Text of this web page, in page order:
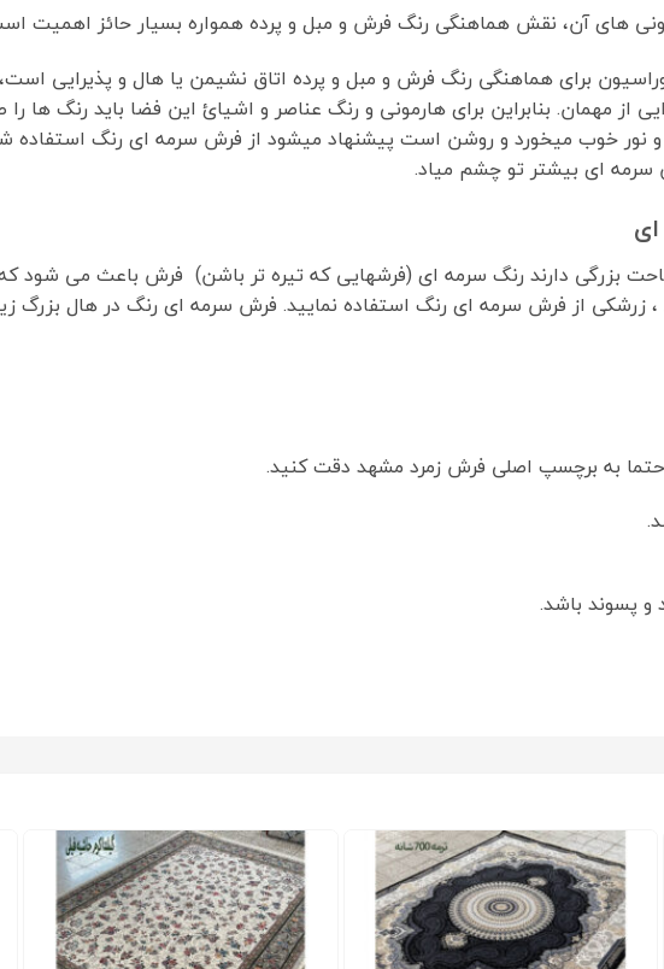
های آن، نقش هماهنگی رنگ فرش و مبل و پرده همواره بسیار حائز اهمیت
برای هماهنگی رنگ فرش و مبل و پرده اتاق نشیمن یا هال و پذیرایی
از مهمان. بنابراین برای هارمونی و رنگ عناصر و اشیائ این فضا باید رنگ ها
و نور خوب میخورد و روشن است پیشنهاد میشود از فرش سرمه ای رنگ
سرمه ای بیشتر تو چشم میاد.
بزرگی دارند رنگ سرمه ای (فرشهایی که تیره تر باشن) فرش باعث می شود
زرشکی از فرش سرمه ای رنگ استفاده نمایید. فرش سرمه ای رنگ در هال بزرگ
به برچسپ اصلی فرش زمرد مشهد دقت کنید.
پسوند باشد.